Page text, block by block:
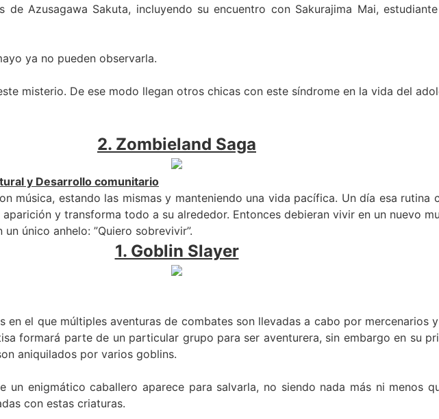
Azusagawa Sakuta, incluyendo su encuentro con Sakurajima Mai,
ya no pueden observarla.
misterio. De ese modo llegan otros chicas con este síndrome en la vida del
2. Zombieland Saga
y Desarrollo comunitario
música, estando las mismas y manteniendo una vida pacífica. Un día esa rutina
y transforma todo a su alrededor. Entonces debieran vivir en un nuevo
un único anhelo: ”Quiero sobrevivir”.
1. Goblin Slayer
el que múltiples aventuras de combates son llevadas a cabo por mercenarios
formará parte de un particular grupo para ser aventurera, sin embargo en su
aniquilados por varios goblins.
enigmático caballero aparece para salvarla, no siendo nada más ni menos
con estas criaturas.